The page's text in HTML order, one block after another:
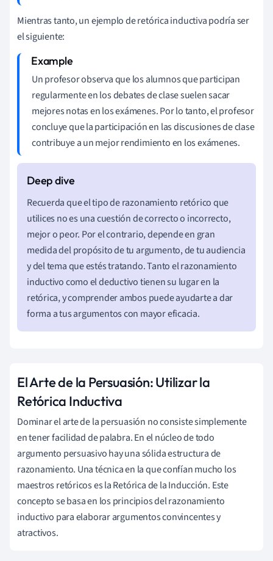
Mientras tanto, un ejemplo de retórica inductiva podría ser
el siguiente:
Un profesor observa que los alumnos que participan
regularmente en los debates de clase suelen sacar
mejores notas en los exámenes. Por lo tanto, el profesor
concluye que la participación en las discusiones de clase
contribuye a un mejor rendimiento en los exámenes.
Recuerda que el tipo de razonamiento retórico que
utilices no es una cuestión de correcto o incorrecto,
mejor o peor. Por el contrario, depende en gran
medida del propósito de tu argumento, de tu audiencia
y del tema que estés tratando. Tanto el razonamiento
inductivo como el deductivo tienen su lugar en la
retórica, y comprender ambos puede ayudarte a dar
forma a tus argumentos con mayor eficacia.
El Arte de la Persuasión: Utilizar la
Retórica Inductiva
Dominar el arte de la persuasión no consiste simplemente
en tener facilidad de palabra. En el núcleo de todo
argumento persuasivo hay una sólida estructura de
razonamiento. Una técnica en la que confían mucho los
maestros retóricos es la Retórica de la Inducción. Este
concepto se basa en los principios del razonamiento
inductivo para elaborar argumentos convincentes y
atractivos.